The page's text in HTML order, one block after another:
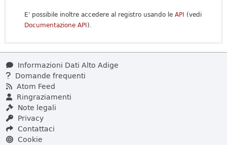
E' possibile inoltre accedere al registro usando le API (vedi
Documentazione API).
Informazioni Dati Alto Adige
Domande frequenti
Atom Feed
Ringraziamenti
Note legali
Privacy
Contattaci
Cookie